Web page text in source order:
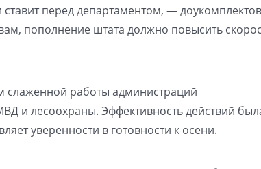
перед департаментом, —
пополнение штата должно повысить
слаженной работы администраций
и лесоохраны. Эффективность действий
уверенности в готовности к осени.